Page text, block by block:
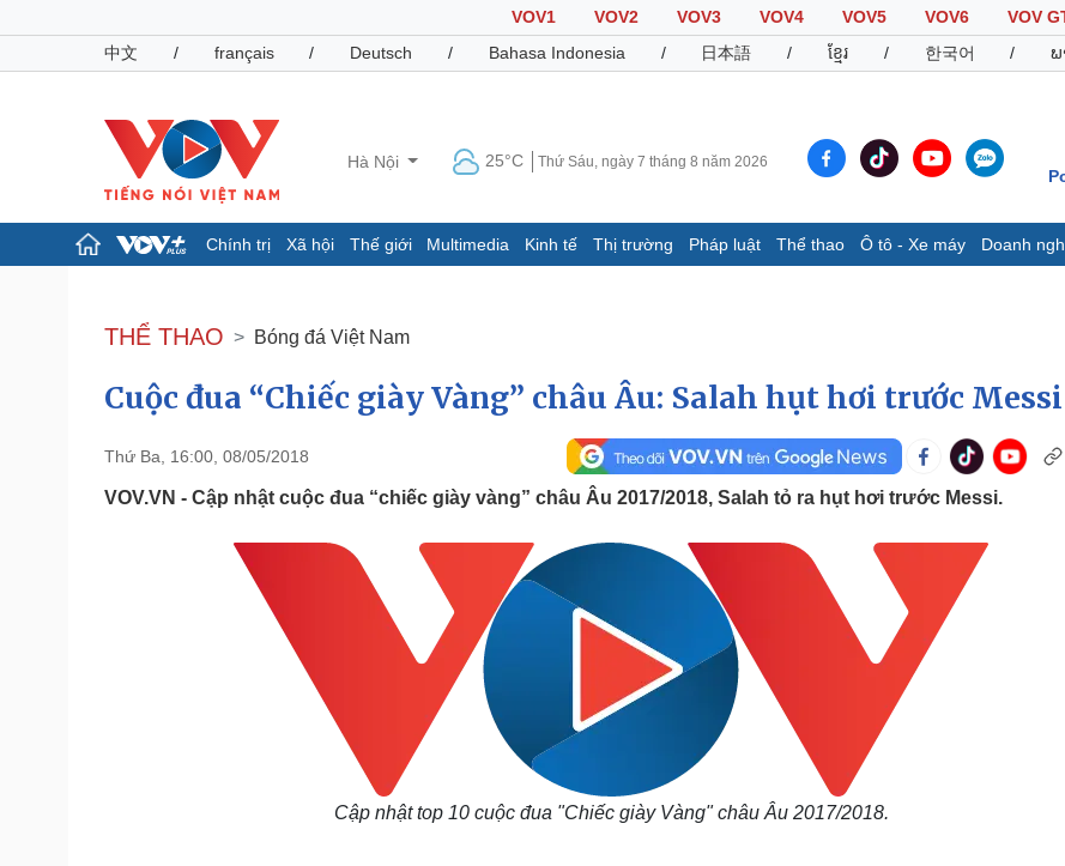
VOV1 VOV2 VOV3 VOV4 VOV5 VOV6
VOV
中文
/ français / Deutsch / Bahasa Indonesia / 日本語 / ខ្មែរ / 한국어 / ພ
Hà Nội 25°C Thứ Sáu, ngày 7 tháng 8 năm 2026
Chính trị Xã hội Thế giới Multimedia Kinh tế Thị trường Pháp luật Thể thao Ô tô - Xe máy Doanh
Đảng
Tổ chức nhân sự
Nhận diện sự thật
Tin 24h
Dự báo thời tiết
Dấu ấn VOV
Hồ sơ
Infographic
Pháp luật
Quân sự - Quốc phòng
Việt Nam
Phân tích
Thể thao
Lịch thi đấu bóng đá
Thế giới thể thao
Hậu trường
Ô tô - Xe máy
Xe máy
Đời sống
Tình yêu - Gia đình
Sân khấu - Điện ảnh
Văn học
Giải trí
Thời trang
Sao Việt
THỂ THAO Bóng đá Việt Nam
Cuộc đua “Chiếc giày Vàng” châu Âu: Salah hụt hơi trước Messi
Thứ Ba, 16:00, 08/05/2018
VOV.VN - Cập nhật cuộc đua “chiếc giày vàng” châu Âu 2017/2018, Salah tỏ ra hụt hơi trước Messi.
Cập nhật top 10 cuộc đua "Chiếc giày Vàng" châu Âu 2017/2018.